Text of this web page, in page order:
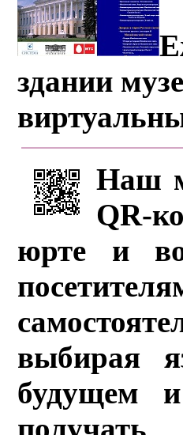
здании
Наш
QR-
юрте и
выбирая
будущем